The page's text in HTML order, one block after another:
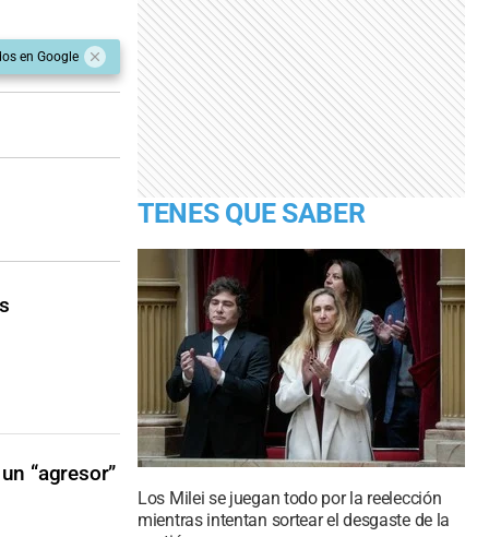
en Google
“agresor”
TENES QUE SABER
Los Milei se juegan todo por la reelección
mientras intentan sortear el desgaste de la